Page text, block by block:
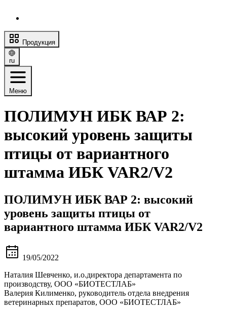
Продукция
ru
Меню
ПОЛИМУН ИБК ВАР 2:
высокий уровень защиты
птицы от вариантного
штамма ИБК VAR2/V2
ПОЛИМУН ИБК ВАР 2: высокий
уровень защиты птицы от
вариантного штамма ИБК VAR2/V2
19/05/2022
Наталия Шевченко, и.о.директора департамента по
производству, ООО «БИОТЕСТЛАБ»
Валерия Килименко, руководитель отдела внедрения
ветеринарных препаратов, ООО «БИОТЕСТЛАБ»